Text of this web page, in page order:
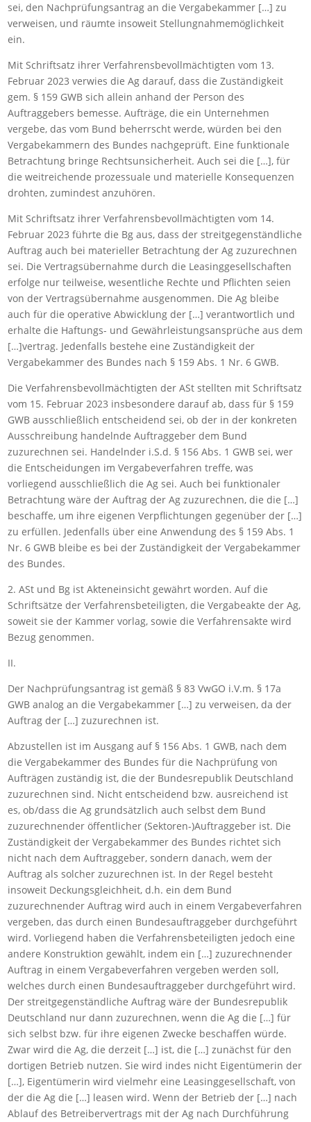
sei, den Nachprüfungsantrag an die Vergabekammer […] zu
verweisen, und räumte insoweit Stellungnahmemöglichkeit
ein.
Mit Schriftsatz ihrer Verfahrensbevollmächtigten vom 13.
Februar 2023 verwies die Ag darauf, dass die Zuständigkeit
gem. § 159 GWB sich allein anhand der Person des
Auftraggebers bemesse. Aufträge, die ein Unternehmen
vergebe, das vom Bund beherrscht werde, würden bei den
Vergabekammern des Bundes nachgeprüft. Eine funktionale
Betrachtung bringe Rechtsunsicherheit. Auch sei die […], für
die weitreichende prozessuale und materielle Konsequenzen
drohten, zumindest anzuhören.
Mit Schriftsatz ihrer Verfahrensbevollmächtigten vom 14.
Februar 2023 führte die Bg aus, dass der streitgegenständliche
Auftrag auch bei materieller Betrachtung der Ag zuzurechnen
sei. Die Vertragsübernahme durch die Leasinggesellschaften
erfolge nur teilweise, wesentliche Rechte und Pflichten seien
von der Vertragsübernahme ausgenommen. Die Ag bleibe
auch für die operative Abwicklung der […] verantwortlich und
erhalte die Haftungs- und Gewährleistungsansprüche aus dem
[…]vertrag. Jedenfalls bestehe eine Zuständigkeit der
Vergabekammer des Bundes nach § 159 Abs. 1 Nr. 6 GWB.
Die Verfahrensbevollmächtigten der ASt stellten mit Schriftsatz
vom 15. Februar 2023 insbesondere darauf ab, dass für § 159
GWB ausschließlich entscheidend sei, ob der in der konkreten
Ausschreibung handelnde Auftraggeber dem Bund
zuzurechnen sei. Handelnder i.S.d. § 156 Abs. 1 GWB sei, wer
die Entscheidungen im Vergabeverfahren treffe, was
vorliegend ausschließlich die Ag sei. Auch bei funktionaler
Betrachtung wäre der Auftrag der Ag zuzurechnen, die die […]
beschaffe, um ihre eigenen Verpflichtungen gegenüber der […]
zu erfüllen. Jedenfalls über eine Anwendung des § 159 Abs. 1
Nr. 6 GWB bleibe es bei der Zuständigkeit der Vergabekammer
des Bundes.
2. ASt und Bg ist Akteneinsicht gewährt worden. Auf die
Schriftsätze der Verfahrensbeteiligten, die Vergabeakte der Ag,
soweit sie der Kammer vorlag, sowie die Verfahrensakte wird
Bezug genommen.
II.
Der Nachprüfungsantrag ist gemäß § 83 VwGO i.V.m. § 17a
GWB analog an die Vergabekammer […] zu verweisen, da der
Auftrag der […] zuzurechnen ist.
Abzustellen ist im Ausgang auf § 156 Abs. 1 GWB, nach dem
die Vergabekammer des Bundes für die Nachprüfung von
Aufträgen zuständig ist, die der Bundesrepublik Deutschland
zuzurechnen sind. Nicht entscheidend bzw. ausreichend ist
es, ob/dass die Ag grundsätzlich auch selbst dem Bund
zuzurechnender öffentlicher (Sektoren-)Auftraggeber ist. Die
Zuständigkeit der Vergabekammer des Bundes richtet sich
nicht nach dem Auftraggeber, sondern danach, wem der
Auftrag als solcher zuzurechnen ist. In der Regel besteht
insoweit Deckungsgleichheit, d.h. ein dem Bund
zuzurechnender Auftrag wird auch in einem Vergabeverfahren
vergeben, das durch einen Bundesauftraggeber durchgeführt
wird. Vorliegend haben die Verfahrensbeteiligten jedoch eine
andere Konstruktion gewählt, indem ein […] zuzurechnender
Auftrag in einem Vergabeverfahren vergeben werden soll,
welches durch einen Bundesauftraggeber durchgeführt wird.
Der streitgegenständliche Auftrag wäre der Bundesrepublik
Deutschland nur dann zuzurechnen, wenn die Ag die […] für
sich selbst bzw. für ihre eigenen Zwecke beschaffen würde.
Zwar wird die Ag, die derzeit […] ist, die […] zunächst für den
dortigen Betrieb nutzen. Sie wird indes nicht Eigentümerin der
[…], Eigentümerin wird vielmehr eine Leasinggesellschaft, von
der die Ag die […] leasen wird. Wenn der Betrieb der […] nach
Ablauf des Betreibervertrags mit der Ag nach Durchführung